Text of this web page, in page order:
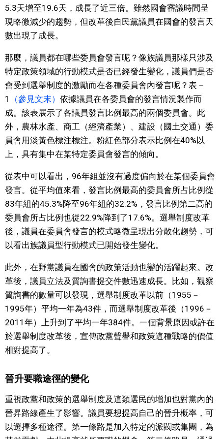
5.3天增至19.6天，成長了近三倍。雖然國會審議時間呈
現略微減少的趨勢，但改革後自民黨議員在國會的發言天
數出現了成長。
那麼，議員都在哪些委員會發言呢？像族議員那樣只涉及
特定政策領域的行動模式是否已經發生變化，議員們是否
會受到選舉制度的激勵而在各種委員會內發言呢？表－
1
（參見文末） 依據議員在各委員會的發言情況製作而
成。該表展示了各議員發言比例最高的兩個委員會。此
外，農林水產、商工（經濟產業）、建設（國土交通）委
員會用淡黃色標注標注。粉紅色部分表示比例在40%以
上，具有集中在某特定委員會發言的傾向。
從表中可以看出，96年組並沒有過度偏向於在某個委員會
發言。從平均值來看，發言比例最高的委員會所占比例從
83年組的45.3%降至96年組的32.2%，發言比例第二高的
委員會所占比例也從22.9%降到了17.6%。選舉制度改革
後，議員在委員會發言的模式略微呈現出分散化趨勢，可
以看出族議員型行動模式已開始發生變化。
此外，在野黨議員在國會的政策活動也變的活躍起來。改
革後，議員立法及質詢書提交件數迅速成長。比如，觀察
質詢書的數量可以發現，選舉制度改革以前（1955－
1995年）平均一年為43件，而選舉制度改革後（1996－
2011年）上升到了平均一年384件。一個背景原因或許在
於選舉制度改革後，宣傳政黨聲譽和政策這種戰略的價值
相對提高了。
晉升要職途徑的變化
重視政黨和政策的選舉制度及這類選民的增加也對黨內的
晉昇路線產生了影響。議員要想提高自己的晉升概率，可
以選擇多種途徑。第一條路是加入特定的派閥或集團，為